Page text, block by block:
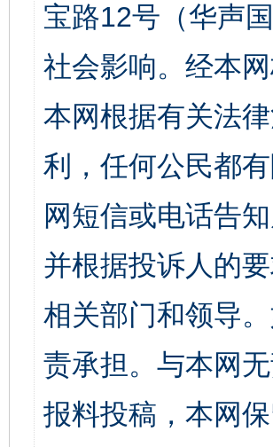
宝路12号（华声
社会影响。经本
本网根据有关法
利，任何公民都
网短信或电话告
并根据投诉人的
相关部门和领导
责承担。与本网
报料投稿，本网